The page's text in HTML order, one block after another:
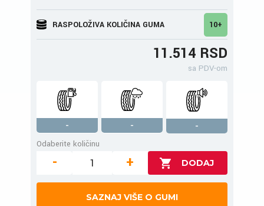
RASPOLOŽIVA KOLIČINA GUMA 10+
11.514 RSD
sa PDV-om
- -
-
Odaberite količinu
- +
SAZNAJ VIŠE O GUMI